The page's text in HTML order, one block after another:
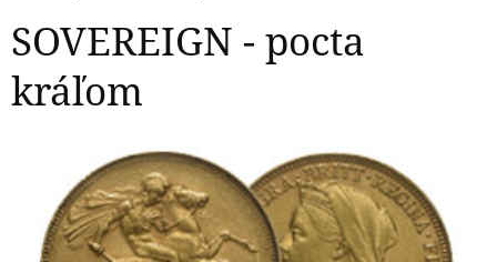
SOVEREIGN - pocta
kráľom